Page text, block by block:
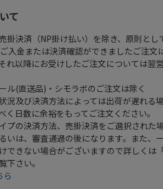
て
掛決済（NP掛け払い）を除き、原則とし
入金または決済確認ができましたご注文
れ以降にお受けしたご注文については翌
ル(直送品)・シモラボのご注文は除く
況及び決済方法によっては出荷が遅れる
く日数に余裕をもってご注文ください。
プの決済方法、売掛決済をご選択された
いは、審査通過の後になります。また、
できない場合がございますので詳しくは
下さい。
ら